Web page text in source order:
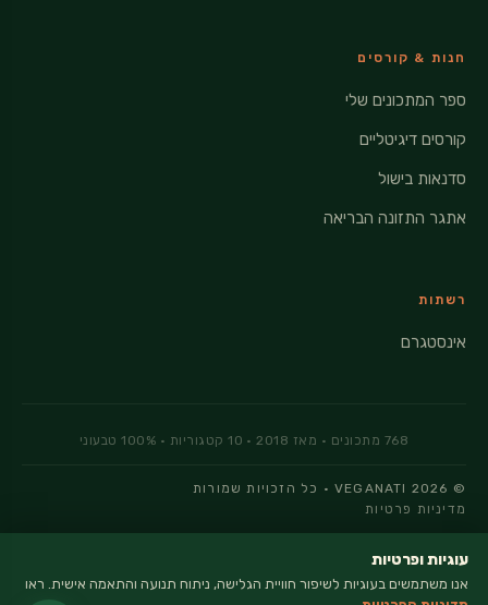
חנות & קורסים
ספר המתכונים שלי
קורסים דיגיטליים
סדנאות בישול
אתגר התזונה הבריאה
רשתות
אינסטגרם
© 2026 VEGANATI · כל הזכויות שמורות
מדיניות פרטיות
עוגיות ופרטיות
אנו משתמשים בעוגיות לשיפור חוויית הגלישה, ניתוח תנועה והתאמה אישית. ראו